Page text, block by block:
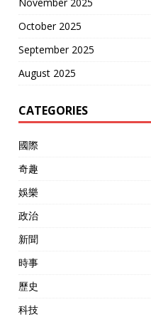
October 2025
September 2025
August 2025
CATEGORIES
國際
奇趣
娛樂
政治
新聞
時事
歷史
科技